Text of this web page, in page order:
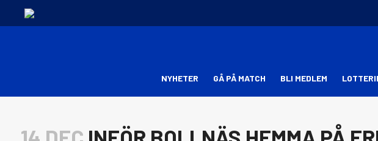
NYHETER GÅ PÅ MATCH BLI MEDLEM